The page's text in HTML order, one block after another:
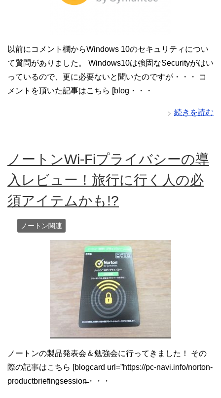
以前にコメント欄からWindows 10のセキュリティについ
て質問がありました。 Windows10は強固なSecurityがはい
っているので、更に必要ないと聞いたのですが・・・ コ
メントを頂いた記事はこちら [blog・・・
続きを読む
ノートンWi-Fiプライバシーの導
入レビュー！旅行に行く人の必
須アイテムかも!?
ノートン関連
ノートンの製品発表会＆勉強会に行ってきました！ その
際の記事はこちら [blogcard url=”https://pc-navi.info/norton-
productbriefingsession̶・・・